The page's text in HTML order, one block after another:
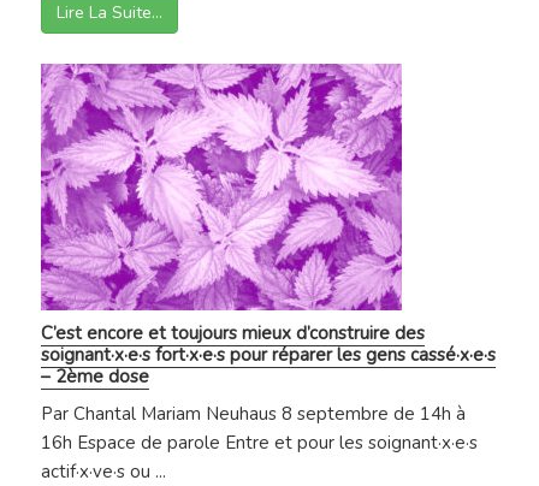
Lire La Suite…
C’est encore et toujours mieux d’construire des
soignant·x·e·s fort·x·e·s pour réparer les gens cassé·x·e·s
– 2ème dose
Par Chantal Mariam Neuhaus 8 septembre de 14h à
16h Espace de parole Entre et pour les soignant·x·e·s
actif·x·ve·s ou ...